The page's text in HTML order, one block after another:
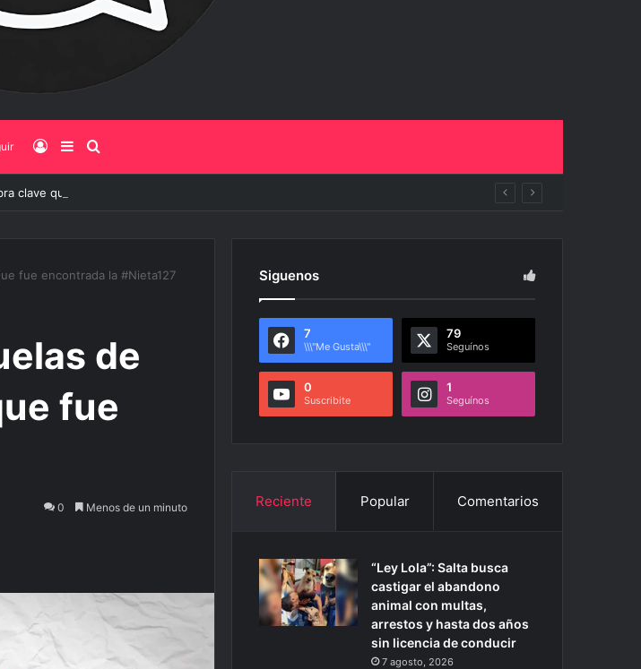
Iniciar Sesión
Barra Lateral
clave que mejorará el servicio a 20 mil vecinos
fue encontrada la #Nieta127
de
fue
0 Menos de un minuto
Siguenos
7
\\\"Me Gusta\\\"
79
Seguínos
0
Suscribite
1
Seguínos
Reciente Popular Comentarios
“Ley Lola”: Salta busca
castigar el abandono
animal con multas,
arrestos y hasta dos años
sin licencia de conducir
7 agosto, 2026